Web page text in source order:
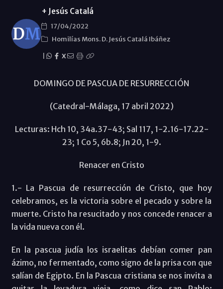
+ Jesús Catalá
17/04/2022
Homilías Mons. D. Jesús Catalá Ibáñez
X
DOMINGO DE PASCUA DE RESURRECCIÓN
(Catedral-Málaga, 17 abril 2022)
Lecturas: Hch 10, 34a.37-43; Sal 117, 1-2.16-17.22-
23; 1 Co 5, 6b.8; Jn 20, 1-9.
Renacer en Cristo
1.- La Pascua de resurrección de Cristo, que hoy
celebramos, es la victoria sobre el pecado y sobre la
muerte. Cristo ha resucitado y nos concede renacer a
la vida nueva con él.
En la pascua judía los israelitas debían comer pan
ázimo, no fermentado, como signo de la prisa con que
salían de Egipto. En la Pascua cristiana se nos invita a